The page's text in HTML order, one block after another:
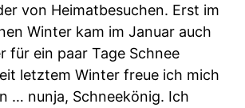
von Heimatbesuchen. Erst im
Winter kam im Januar auch
für ein paar Tage Schnee
letztem Winter freue ich mich
… nunja, Schneekönig. Ich